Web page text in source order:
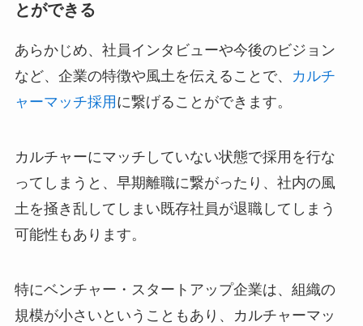
とができる
あらかじめ、社員インタビューや今後のビジョン
など、企業の特徴や風土を伝えることで、
カルチ
ャーマッチ採用 に繋げることができます。
カルチャーにマッチしていない状態で採用を行な
ってしまうと、早期離職に繋がったり、社内の風
土を掻き乱してしまい既存社員が退職してしまう
可能性もあります。
特にベンチャー・スタートアップ企業は、組織の
規模が小さいということもあり、カルチャーマッ